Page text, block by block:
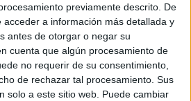
previamente descrito. De
a información más detallada y
antes de otorgar o negar su
cuenta que algún procesamiento de
no requerir de su consentimiento,
de rechazar tal procesamiento. Sus
solo a este sitio web. Puede cambiar
MÁS ABAJO EL
EN PDF